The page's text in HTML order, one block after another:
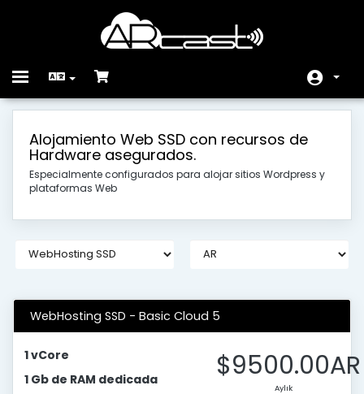
Toggle
Ürünler
Duyurular
Bilgi Bankası
Sunucu/Ağ Durumu
Alojamiento Web SSD con recursos de
Hardware asegurados.
Especialmente configurados para alojar sitios Wordpress y
plataformas Web
WebHosting SSD - Basic Cloud 5
1 vCore
1 Gb de RAM dedicada
$9500.00AR
Aylık